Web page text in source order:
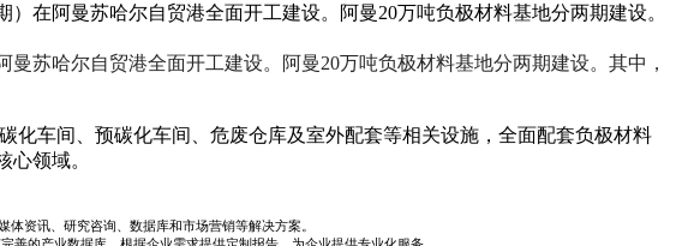
在阿曼苏哈尔自贸港全面开工建设。阿曼20万吨负极材料基地分两期建设。
苏哈尔自贸港全面开工建设。
阿曼20万吨负极材料基地分两期建设。其中，
化车间、预碳化车间、危废仓库及室外配套等相关设施，全面配套负极材料
领域。
资讯、研究咨询、数据库和市场营销等解决方案。